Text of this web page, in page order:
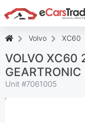
Zainstaluj
dodaj ją do
Volvo XC60
VOLVO XC60
Unit #7061005